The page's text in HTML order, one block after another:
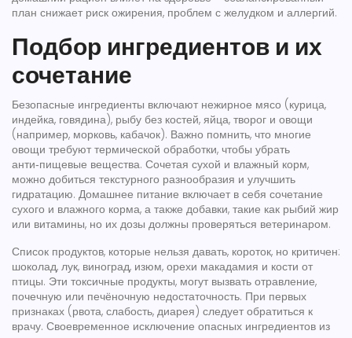
план снижает риск ожирения, проблем с желудком и аллергий.
Подбор ингредиентов и их
сочетание
Безопасные ингредиенты включают нежирное мясо (курица,
индейка, говядина), рыбу без костей, яйца, творог и овощи
(например, морковь, кабачок). Важно помнить, что многие
овощи требуют термической обработки, чтобы убрать
анти‑пищевые вещества. Сочетая сухой и влажный корм,
можно добиться текстурного разнообразия и улучшить
гидратацию. Домашнее питание включает в себя сочетание
сухого и влажного корма, а также добавки, такие как рыбий жир
или витамины, но их дозы должны проверяться ветеринаром.
Список продуктов, которые нельзя давать, короток, но критичен:
шоколад, лук, виноград, изюм, орехи макадамия и кости от
птицы. Эти токсичные продукты, могут вызвать отравление,
почечную или печёночную недостаточность. При первых
признаках (рвота, слабость, диарея) следует обратиться к
врачу. Своевременное исключение опасных ингредиентов из